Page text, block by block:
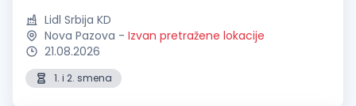
Lidl Srbija KD
Nova Pazova - Izvan pretražene lokacije
21.08.2026
1. i 2. smena